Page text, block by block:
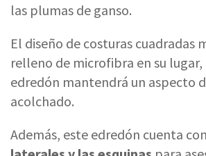
las plumas de ganso.
El diseño de costuras cuadradas
relleno de microfibra en su
edredón mantendrá un aspecto
acolchado.
Además, este edredón cuenta con